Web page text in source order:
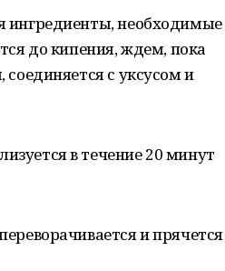
ингредиенты, необходимые
до кипения, ждем, пока
с уксусом и
в течение 20 минут
и прячется